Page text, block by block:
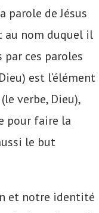
parole de Jésus
au nom duquel il
ces paroles
est l’élément
verbe, Dieu),
pour faire la
le but
et notre identité